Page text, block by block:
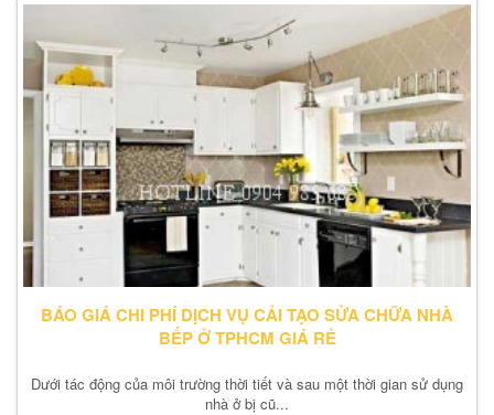
BÁO GIÁ CHI PHÍ DỊCH VỤ CẢI TẠO SỬA CHỮA NHÀ
BẾP Ở TPHCM GIÁ RẺ
Dưới tác động của môi trường thời tiết và sau một thời gian sử dụng
nhà ở bị cũ...